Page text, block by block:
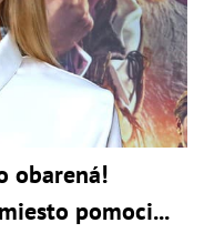
obarená!
pomoci...